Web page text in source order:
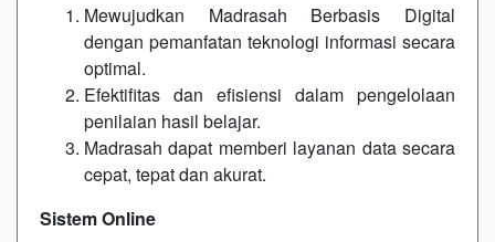
Mewujudkan Madrasah Berbasis Digital
dengan pemanfatan teknologi informasi secara
optimal.
Efektifitas dan efisiensi dalam pengelolaan
penilaian hasil belajar.
Madrasah dapat memberi layanan data secara
cepat, tepat dan akurat.
Sistem Online